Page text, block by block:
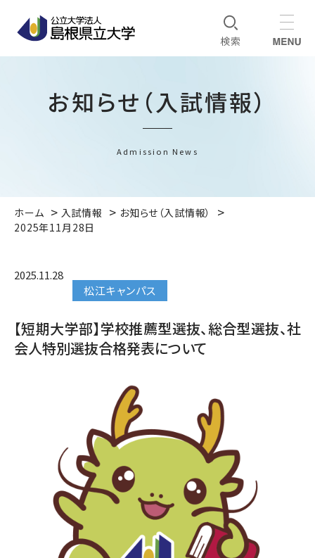
お知らせ（入試情報）
Admission News
ホーム 入試情報
お知らせ（入試情報）
2025年11月28日
2025.11.28
松江キャンパス
【短期大学部】学校推薦型選抜、総合型選抜、社
会人特別選抜合格発表について